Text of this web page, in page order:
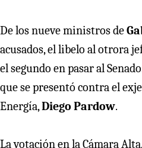
De los nueve ministros de
acusados, el libelo al otrora
el segundo en pasar al
que se presentó contra el
Energía,Diego Pardow.
La votación en la Cámara